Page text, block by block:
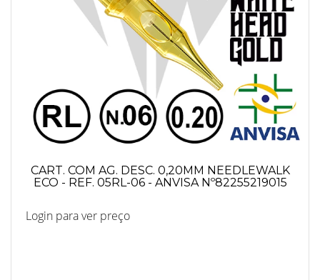
CART. COM AG. DESC. 0,20MM NEEDLEWALK
ECO - REF. 05RL-06 - ANVISA Nº82255219015
Login para ver preço